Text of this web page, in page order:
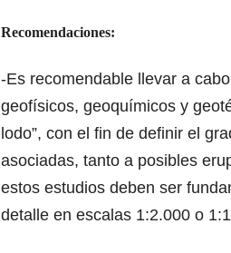
Recomendaciones:
-Es recomendable llevar a
geofísicos, geoquímicos y
lodo”, con el fin de definir el
asociadas, tanto a posibles
estos estudios deben ser
detalle en escalas 1:2.000 o